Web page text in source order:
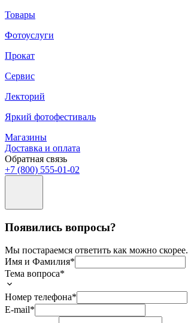
Товары
Фотоуслуги
Прокат
Сервис
Лекторий
Яркий фотофестиваль
Магазины
Доставка и оплата
Обратная связь
+7 (800) 555-01-02
Появились вопросы?
Мы постараемся ответить как можно скорее.
Имя и Фамилия*
Тема вопроса*
Номер телефона*
E-mail*